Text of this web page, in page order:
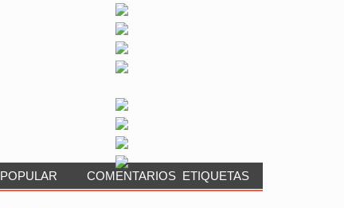
POPULAR COMENTARIOS ETIQUETAS